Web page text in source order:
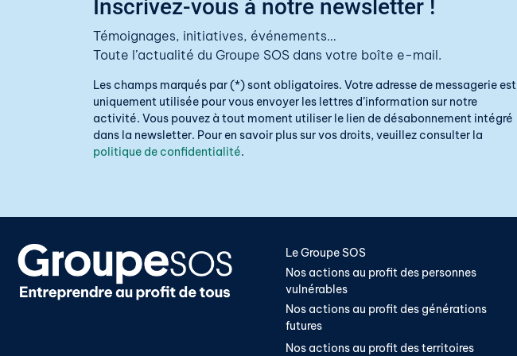
Inscrivez-vous à notre newsletter !
Témoignages, initiatives, événements…
Toute l’actualité du Groupe SOS dans votre boîte e-mail.
Les champs marqués par (*) sont obligatoires. Votre adresse de messagerie est
uniquement utilisée pour vous envoyer les lettres d’information sur notre
activité. Vous pouvez à tout moment utiliser le lien de désabonnement intégré
dans la newsletter. Pour en savoir plus sur vos droits, veuillez consulter la
politique de confidentialité.
Le Groupe SOS
Nos actions au profit des personnes
vulnérables
Nos actions au profit des générations
futures
Nos actions au profit des territoires